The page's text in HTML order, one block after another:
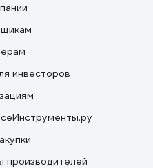
инвесторов
производителей